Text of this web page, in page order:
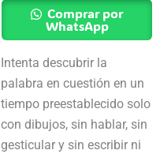
Intenta descubrir la
palabra en cuestión en un
tiempo preestablecido solo
con dibujos, sin hablar, sin
gesticular y sin escribir ni
Adultos
cantidad
Comprar por
WhatsApp